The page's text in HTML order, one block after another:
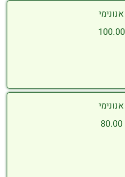
אנונימי
100.00
אנונימי
80.00